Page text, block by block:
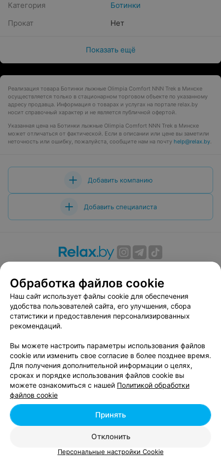
Категория
Ботинки
Прокат
Нет
Показать ещё
Реализация товара Ботинки лыжные Olimpia Сomfort NNN Trek в Минске
осуществляется только в стационарном торговом объекте по указанному
адресу продавца. Информация о товарах и услугах на портале relax.by
носит справочный характер и не является публичной офертой.
Указанная цена на Ботинки лыжные Olimpia Сomfort NNN Trek в Минске
может отличаться от фактической. Если в описании или цене вы заметили
неточность или ошибку, пожалуйста, сообщите нам на почту help@relax.by.
Добавить компанию
Добавить специалиста
Вакансии
Публичный договор
Способы оплаты
Публичный договор по использованию сервиса
«Афиша»
Пользовательское соглашение
Связаться по вопросам сотрудничества
Написать руководителю relax.by
Персональные настройки cookie
Обработка персональных данных
© 2026 ООО «Артокс Лаб», УНП 191700409, регистрирующий орган -
| 220012, Республика Беларусь, г. Минск,
Обработка файлов cookie
Наш сайт использует файлы cookie для обеспечения
удобства пользователей сайта, его улучшения, сбора
статистики и предоставления персонализированных
рекомендаций.
Вы можете настроить параметры использования файлов
cookie или изменить свое согласие в более позднее время.
Для получения дополнительной информации о целях,
сроках и порядке использования файлов cookie вы
можете ознакомиться с нашей Политикой обработки
файлов cookie
Отклонить
Принять
Персональные настройки Cookie